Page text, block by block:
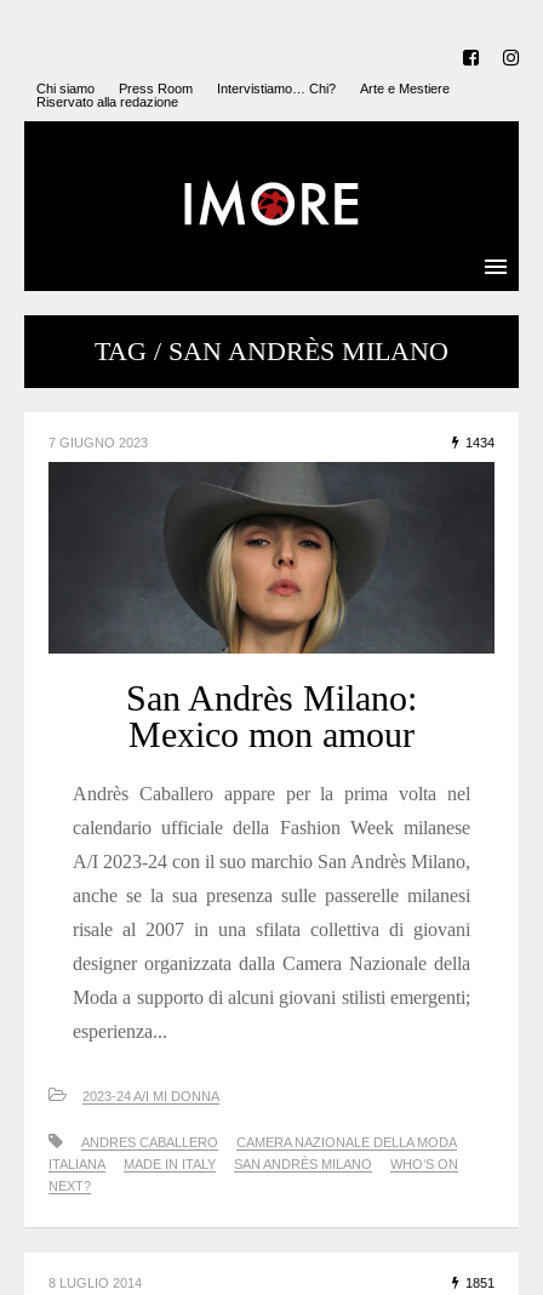
Chi siamo Press Room Intervistiamo… Chi?
Arte e Mestiere
Riservato alla redazione
TAG / SAN ANDRÈS MILANO
7 GIUGNO 2023 1434
San Andrès Milano:
Mexico mon amour
Andrès Caballero appare per la prima volta nel
calendario ufficiale della Fashion Week milanese
A/I 2023-24 con il suo marchio San Andrès Milano,
anche se la sua presenza sulle passerelle milanesi
risale al 2007 in una sfilata collettiva di giovani
designer organizzata dalla Camera Nazionale della
Moda a supporto di alcuni giovani stilisti emergenti;
esperienza...
2023-24 A/I MI DONNA
ANDRES CABALLERO
CAMERA NAZIONALE DELLA MODA
ITALIANA
MADE IN ITALY SAN ANDRÈS MILANO
WHO’S ON
NEXT?
8 LUGLIO 2014 1851